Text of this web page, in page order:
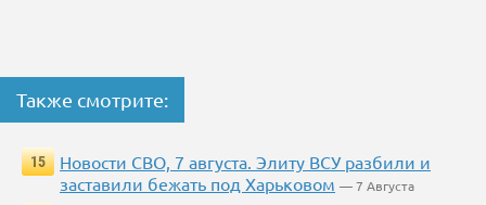
Также смотрите:
15
Новости СВО, 7 августа. Элиту ВСУ разбили и
заставили бежать под Харьковом — 7 Августа